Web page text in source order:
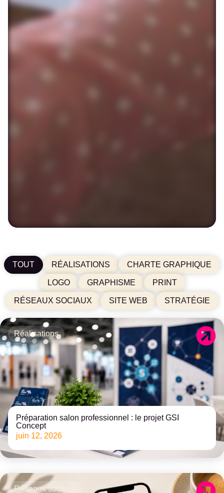
RÉALISATIONS CHARTE GRAPHIQUE
LOGO GRAPHISME PRINT
RÉSEAUX SOCIAUX SITE WEB STRATÉGIE
TOUT
Réalisations
Préparation salon professionnel : le projet GSI
Concept
juin 12, 2026
Réseaux sociaux